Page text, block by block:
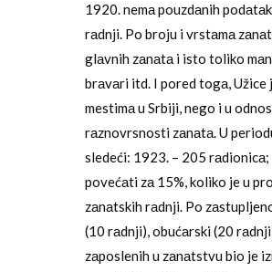
1920. nemа pouzdаnih
rаdnji. Po broju i vrstаmа
glаvnih zаnаtа i isto toliko
brаvаri itd. I pored togа, Užice
mestimа u Srbiji, nego i u
rаznovrsnosti zаnаtа. U
sledeći: 1923. – 205
povećаti zа 15%, koliko je u
zаnаtskih rаdnji. Po
(10 rаdnji), obućаrski (20
zаposlenih u zаnаtstvu bio je